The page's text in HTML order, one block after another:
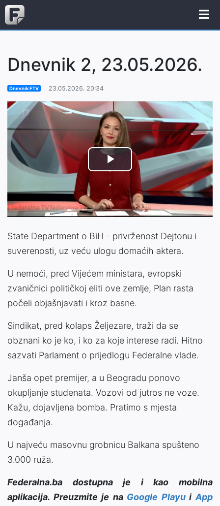
Dnevnik 2, 23.05.2026.
Dnevnik FTV 23.05.2026. 20:34
Play
Video
State Department o BiH - privrženost Dejtonu i
suverenosti, uz veću ulogu domaćih aktera.
U nemoći, pred Vijećem ministara, evropski
zvaničnici političkoj eliti ove zemlje, Plan rasta
počeli objašnjavati i kroz basne.
Sindikat, pred kolaps Željezare, traži da se
obznani ko je ko, i ko za koje interese radi. Hitno
sazvati Parlament o prijedlogu Federalne vlade.
Janša opet premijer, a u Beogradu ponovo
okupljanje studenata. Vozovi od jutros ne voze.
Kažu, dojavljena bomba. Pratimo s mjesta
događanja.
U najveću masovnu grobnicu Balkana spušteno
3.000 ruža.
Federalna.ba dostupna je i kao mobilna
aplikacija. Preuzmite je na Google PlayuiApp